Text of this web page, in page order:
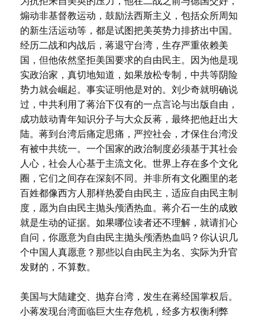
煽动非基督教运动，鼓励法西斯主义，包括众所周知
的新生活运动等，都是试图把美英势力排挤出中国。
经历二战和内战后，蒋退守台湾，生存严重依赖美
国，但他依然坚拒美国要求的自由民主。因为他是现
实政治家，真切地知道，如果放松专制，中共等阴险
势力就会崛起。事实证明他是对的。刘少奇就明确说
过，中共利用了蒋治下仅有的一点言论与出版自由，
成功鼓动青年知识分子与大众反蒋，最终把他赶出大
陆。蒋到台湾后痛定思痛，严控社会，才保住台湾没
有被中共统一。一个国家的政治制度必须基于其社会
人心，社会人心基于主流文化。世界上存在多个文化
圈，它们之间存在深刻不同。并非所有文化圈里的老
百姓都像西方人那样热爱自由民主，适应自由民主制
度，愿为自由民主抛头颅洒热血。蒋介石一生的成败
就是生动的证据。如果哪位读者还不理解，就请扪心
自问，你愿意为自由民主抛头颅洒热血吗？你认识几
个中国人真愿意？那些以自由民主为名、实际为升官
发财的，不算数。
美国与大陆建交、抛弃台湾，发生在蒋经国掌权后。
小蒋发现台湾面临巨大生存危机，经多方权衡利弊